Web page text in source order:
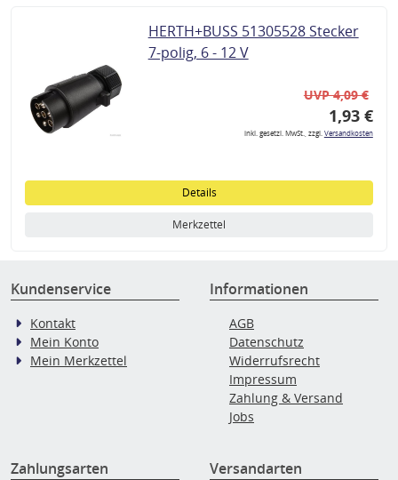
HERTH+BUSS 51305528 Stecker
7-polig, 6 - 12 V
UVP 4,09 €
1,93 €
inkl. gesetzl. MwSt., zzgl.Versandkosten
Details
Merkzettel
Kundenservice
Kontakt
Mein Konto
Mein Merkzettel
Informationen
AGB
Datenschutz
Widerrufsrecht
Impressum
Zahlung & Versand
Jobs
Zahlungsarten Versandarten